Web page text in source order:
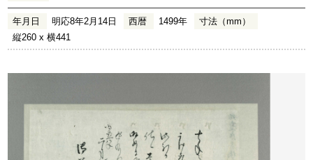
年月日 明応8年2月14日 西暦 1499年
寸法（mm）
縦260 x 横441